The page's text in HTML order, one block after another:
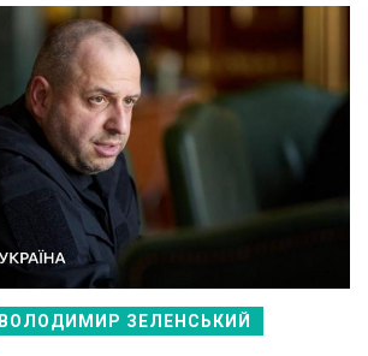
ВОЛОДИМИР ЗЕЛЕНСЬКИЙ